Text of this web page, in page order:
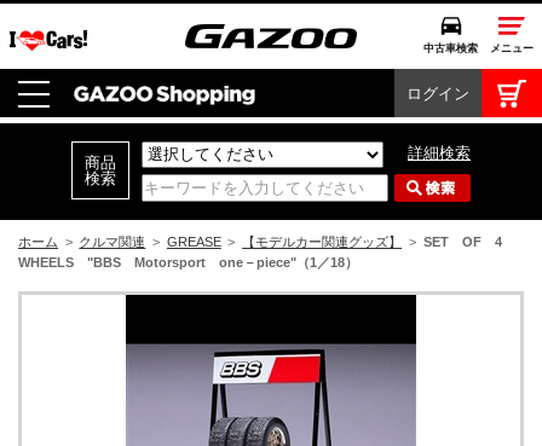
中古車検索 メニュー
中古車検索 クルマカタログ
クルマ情報
ログイン
詳細検索
ホーム > クルマ関連 > GREASE > 【モデルカー関連グッズ】 > SET OF 4
WHEELS "BBS Motorsport one－piece"（1／18）